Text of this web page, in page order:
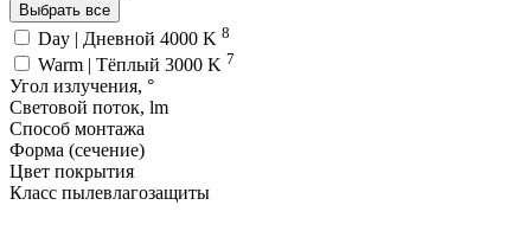
Выбрать все
Day | Дневной 4000 K 8
Warm | Тёплый 3000 K 7
Угол излучения, °
Световой поток, lm
Способ монтажа
Форма (сечение)
Цвет покрытия
Класс пылевлагозащиты